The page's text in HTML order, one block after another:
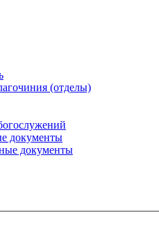
(отделы)
документы
документы